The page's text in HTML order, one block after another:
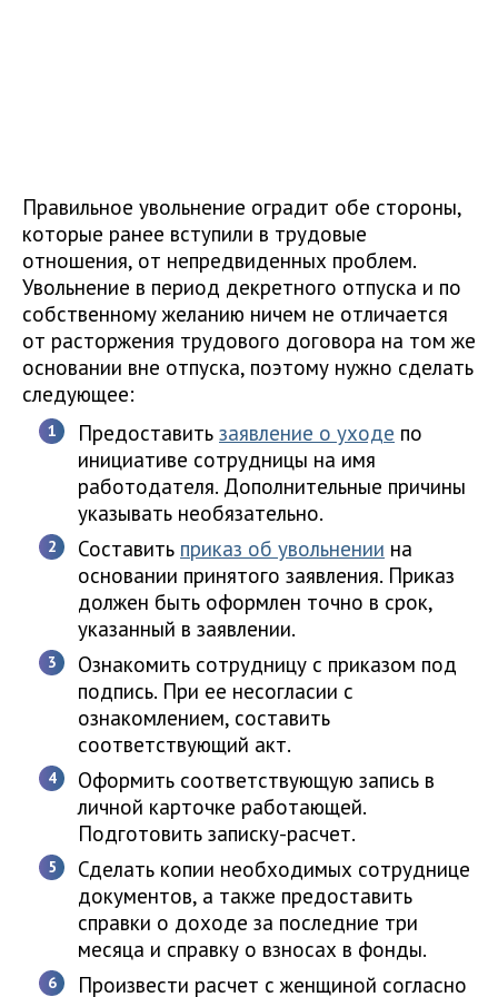
Правильное увольнение оградит обе стороны,
которые ранее вступили в трудовые
отношения, от непредвиденных проблем.
Увольнение в период декретного отпуска и по
собственному желанию ничем не отличается
от расторжения трудового договора на том же
основании вне отпуска, поэтому нужно сделать
следующее:
Предоставить заявление о уходе по
инициативе сотрудницы на имя
работодателя. Дополнительные причины
указывать необязательно.
Составить приказ об увольнении на
основании принятого заявления. Приказ
должен быть оформлен точно в срок,
указанный в заявлении.
Ознакомить сотрудницу с приказом под
подпись. При ее несогласии с
ознакомлением, составить
соответствующий акт.
Оформить соответствующую запись в
личной карточке работающей.
Подготовить записку-расчет.
Сделать копии необходимых сотруднице
документов, а также предоставить
справки о доходе за последние три
месяца и справку о взносах в фонды.
Произвести расчет с женщиной согласно